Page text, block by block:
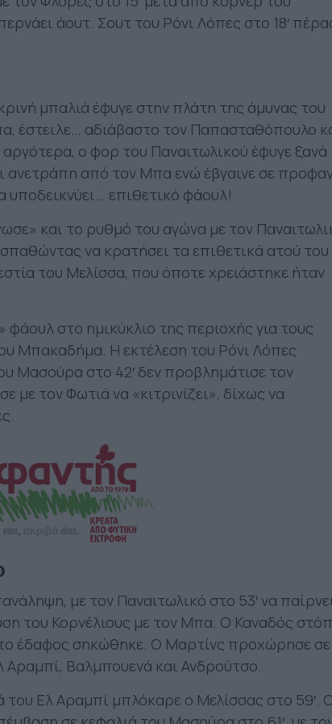
άουτ. Σουτ του Ρόνι Λόπες στο 18′
μπαλιά έφυγε στην πλάτη της άμυνας του
έστειλε… αδιάβαστο τον Παπασταθόπουλο
αργότερα, ο φορ του Παναιτωλικού έφυγε ξανά
ανετράπη από τον Μπα ενώ έβγαινε σε
υποδεικνύει… επιθετικό φάουλ!
και το ρυθμό του αγώνα με τον
να κρατήσει τα επιθετικά ατού του
του Μελίσσα, που όποτε χρειάστηκε ήταν
φάουλ στο ημικύκλιο της περιοχής για τους
Μπακαδήμα. Η εκτέλεση του Ρόνι Λόπες
Μασούρα στο 42′ δεν προβλημάτισε τον
με τον Φωτιά να «κιτρινίζει», δίχως να
με τον Παναιτωλικό στο 53′ να
του Κορνέλιους με τον Μπα. Ο Καναδός
έδαφος σηκώθηκε. Ο Μαρτίνς προχώρησε σε
Βαλμπουενά και Ανδρούτσο.
του Ελ Αραμπί μπλόκαρε ο Μελίσσας στο 59′.